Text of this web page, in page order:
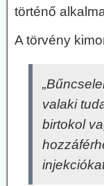
történő
A törvény
valaki
birtokol